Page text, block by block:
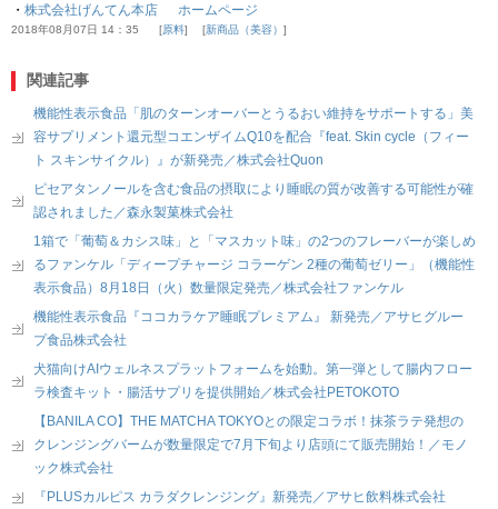
・ 株式会社げんてん本店 ホームページ
2018年08月07日 14：35 原料 新商品（美容）
関連記事
機能性表示食品「肌のターンオーバーとうるおい維持をサポートする」美
容サプリメント還元型コエンザイムQ10を配合『feat. Skin cycle（フィー
ト スキンサイクル）』が新発売／株式会社Quon
ピセアタンノールを含む食品の摂取により睡眠の質が改善する可能性が確
認されました／森永製菓株式会社
1箱で「葡萄＆カシス味」と「マスカット味」の2つのフレーバーが楽しめ
るファンケル「ディープチャージ コラーゲン 2種の葡萄ゼリー」（機能性
表示食品）8月18日（火）数量限定発売／株式会社ファンケル
機能性表示食品『ココカラケア睡眠プレミアム』 新発売／アサヒグルー
プ食品株式会社
犬猫向けAIウェルネスプラットフォームを始動。第一弾として腸内フロー
ラ検査キット・腸活サプリを提供開始／株式会社PETOKOTO
【BANILA CO】THE MATCHA TOKYOとの限定コラボ！抹茶ラテ発想の
クレンジングバームが数量限定で7月下旬より店頭にて販売開始！／モノ
ック株式会社
『PLUSカルピス カラダクレンジング』新発売／アサヒ飲料株式会社